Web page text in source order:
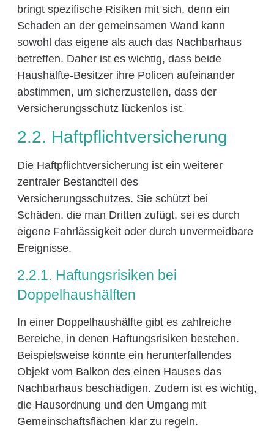
bringt spezifische Risiken mit sich, denn ein
Schaden an der gemeinsamen Wand kann
sowohl das eigene als auch das Nachbarhaus
betreffen. Daher ist es wichtig, dass beide
Haushälfte-Besitzer ihre Policen aufeinander
abstimmen, um sicherzustellen, dass der
Versicherungsschutz lückenlos ist.
2.2. Haftpflichtversicherung
Die Haftpflichtversicherung ist ein weiterer
zentraler Bestandteil des
Versicherungsschutzes. Sie schützt bei
Schäden, die man Dritten zufügt, sei es durch
eigene Fahrlässigkeit oder durch unvermeidbare
Ereignisse.
2.2.1. Haftungsrisiken bei
Doppelhaushälften
In einer Doppelhaushälfte gibt es zahlreiche
Bereiche, in denen Haftungsrisiken bestehen.
Beispielsweise könnte ein herunterfallendes
Objekt vom Balkon des einen Hauses das
Nachbarhaus beschädigen. Zudem ist es wichtig,
die Hausordnung und den Umgang mit
Gemeinschaftsflächen klar zu regeln.